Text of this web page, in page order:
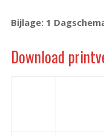
Bijlage: 1
Download